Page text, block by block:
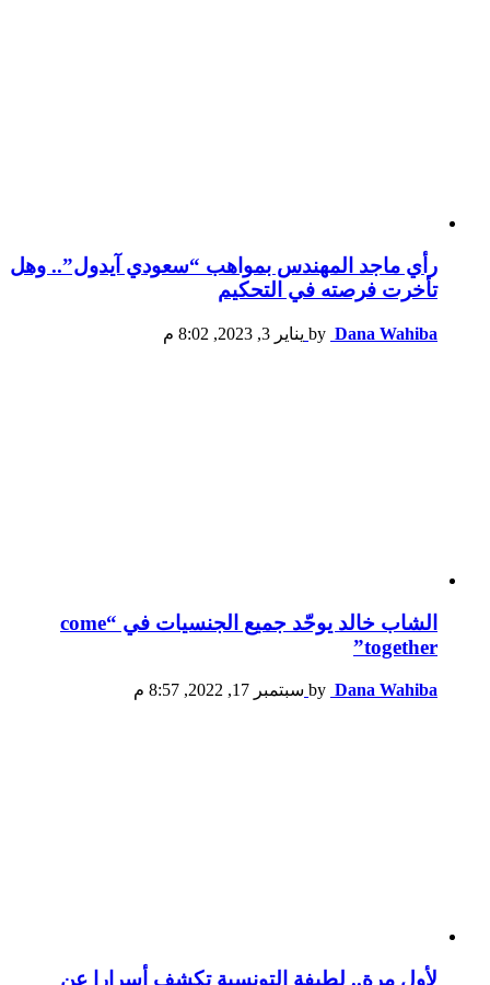
رأي ماجد المهندس بمواهب “سعودي آيدول”.. وهل
تأخرت فرصته في التحكيم
by Dana Wahiba يناير 3, 2023, 8:02 م
الشاب خالد يوحّد جميع الجنسيات في “come
together”
by Dana Wahiba سبتمبر 17, 2022, 8:57 م
لأول مرة.. لطيفة التونسية تكشف أسرارا عن